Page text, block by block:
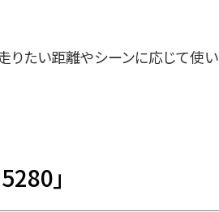
りたい距離やシーンに応じて使い
」